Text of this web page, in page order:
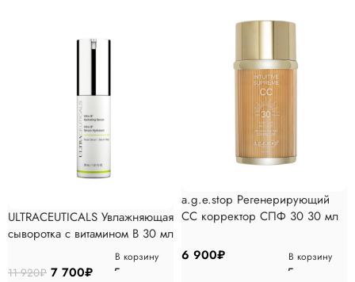
ULTRACEUTICALS Увлажняющая
сыворотка с витамином В 30 мл
11 920₽ 7 700₽
В корзину
a.g.e.stop Регенерирующий
СС корректор СПФ 30 30 мл
6 900₽ В корзину